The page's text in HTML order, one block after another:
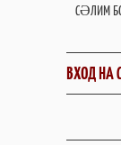
СӘЛИМ
ВХОД НА